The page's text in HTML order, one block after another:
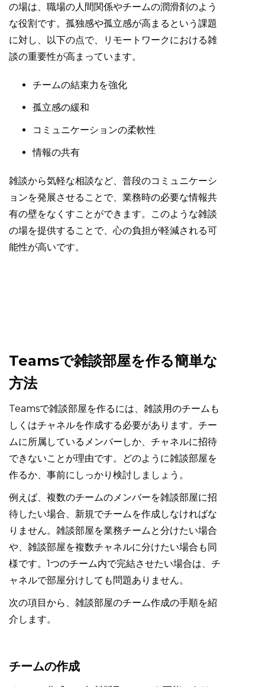
の場は、職場の人間関係やチームの潤滑剤のよう
な役割です。孤独感や孤立感が高まるという課題
に対し、以下の点で、リモートワークにおける雑
談の重要性が高まっています。
チームの結束力を強化
孤立感の緩和
コミュニケーションの柔軟性
情報の共有
雑談から気軽な相談など、普段のコミュニケーシ
ョンを発展させることで、業務時の必要な情報共
有の壁をなくすことができます。このような雑談
の場を提供することで、心の負担が軽減される可
能性が高いです。
Teamsで雑談部屋を作る簡単な
方法
Teamsで雑談部屋を作るには、雑談用のチームも
しくはチャネルを作成する必要があります。チー
ムに所属しているメンバーしか、チャネルに招待
できないことが理由です。どのように雑談部屋を
作るか、事前にしっかり検討しましょう。
例えば、複数のチームのメンバーを雑談部屋に招
待したい場合、新規でチームを作成しなければな
りません。雑談部屋を業務チームと分けたい場合
や、雑談部屋を複数チャネルに分けたい場合も同
様です。1つのチーム内で完結させたい場合は、チ
ャネルで部屋分けしても問題ありません。
次の項目から、雑談部屋のチーム作成の手順を紹
介します。
チームの作成